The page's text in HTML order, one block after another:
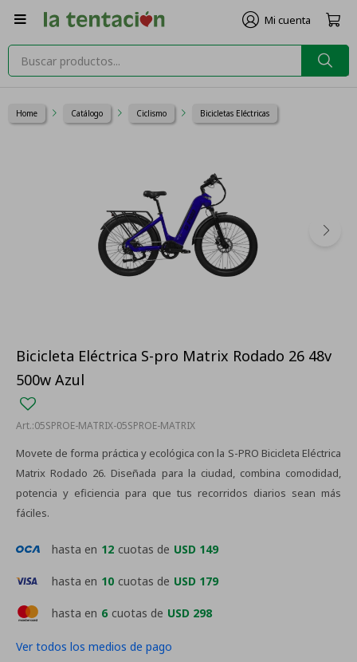

Home Catálogo Ciclismo Bicicletas Eléctricas
Bicicleta Eléctrica S-pro Matrix Rodado 26 48v
500w Azul
05SPROE-MATRIX-05SPROE-MATRIX
Movete de forma práctica y ecológica con la S-PRO Bicicleta Eléctrica
Matrix Rodado 26. Diseñada para la ciudad, combina comodidad,
potencia y eficiencia para que tus recorridos diarios sean más
fáciles.
hasta en 6 cuotas de USD 298
hasta en 12 cuotas de USD 149
hasta en 10 cuotas de USD 179
Ver todos los medios de pago